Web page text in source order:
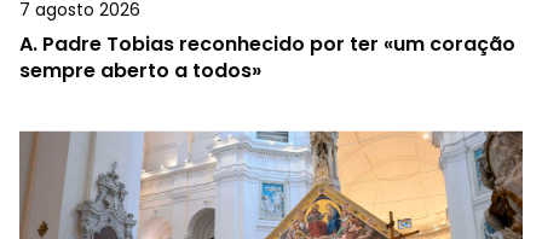
7 agosto 2026
A. Padre Tobias reconhecido por ter «um coração
sempre aberto a todos»